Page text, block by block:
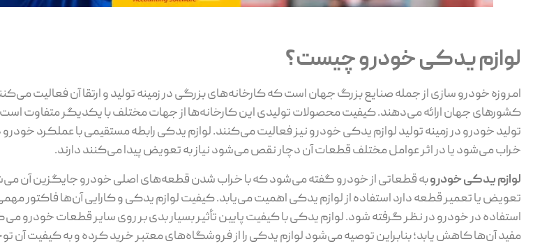
لوازم یدکی خودرو چیست؟
امروزه خودرو سازی از جمله صنایع بزرگ جهان است که کارخانه‌های بزرگی در زمینه تولید و ارتقا آن فعالیت
کشورهای جهان ارائه می‌دهند. کیفیت محصولات تولیدی این کارخانه‌ها از جهات مختلف با یکدیگر متفاوت است.
تولید خودرو در زمینه تولید لوازم یدکی خودرو نیز فعالیت می‌کنند. لوازم یدکی رابطه مستقیمی با عملکرد
خراب می‌شود یا در اثر عوامل مختلف قطعات آن دچار نقص می‌شود نیاز به تعویض پیدا می‌کنند دارند.
لوازم یدکی خودروبه قطعاتی از خودرو گفته می‌شود که با خراب شدن قطعه‌های اصلی خودرو جایگزین آن
تعویض یا تعمیر قطعه دارد استفاده از لوازم یدکی اهمیت می‌یابد. کیفیت لوازم یدکی و کارایی آن‌ها
استفاده در خودرو در نظر گرفته شود. لوازم یدکی با کیفیت پایین تأثیر بسیار بدی بر روی سایر قطعات
مفید آن‌ها کاهش یابد؛ بنابراین توصیه می‌شود لوازم یدکی را از فروشگاه‌های معتبر خرید کرده و به کیفیت آن